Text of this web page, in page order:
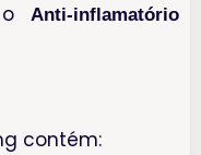
Anti-inflamatório
contém: